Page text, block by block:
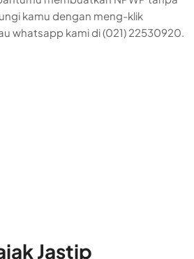
kamu dengan meng-klik
whatsapp kami di (021) 22530920.
Jastip